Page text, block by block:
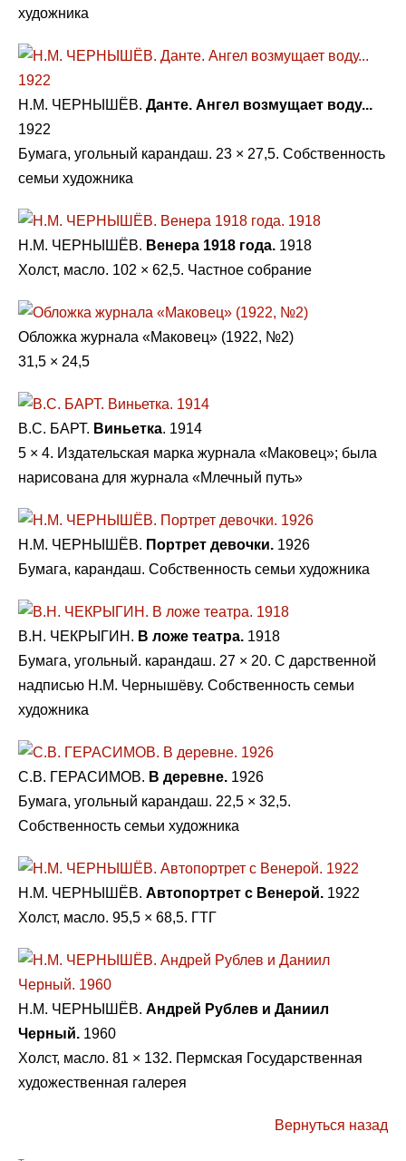
художника
Н.М. ЧЕРНЫШЁВ. Данте. Ангел возмущает воду...
1922
Бумага, угольный карандаш. 23 × 27,5. Собственность
семьи художника
Н.М. ЧЕРНЫШЁВ. Венера 1918 года. 1918
Холст, масло. 102 × 62,5. Частное собрание
Обложка журнала «Маковец» (1922, №2)
31,5 × 24,5
В.С. БАРТ. Виньетка. 1914
5 × 4. Издательская марка журнала «Маковец»; была
нарисована для журнала «Млечный путь»
Н.М. ЧЕРНЫШЁВ. Портрет девочки. 1926
Бумага, карандаш. Собственность семьи художника
В.Н. ЧЕКРЫГИН. В ложе театра. 1918
Бумага, угольный. карандаш. 27 × 20. С дарственной
надписью Н.М. Чернышёву. Собственность семьи
художника
С.В. ГЕРАСИМОВ. В деревне. 1926
Бумага, угольный карандаш. 22,5 × 32,5.
Собственность семьи художника
Н.М. ЧЕРНЫШЁВ. Автопортрет с Венерой. 1922
Холст, масло. 95,5 × 68,5. ГТГ
Н.М. ЧЕРНЫШЁВ. Андрей Рублев и Даниил
Черный. 1960
Холст, масло. 81 × 132. Пермская Государственная
художественная галерея
Вернуться назад